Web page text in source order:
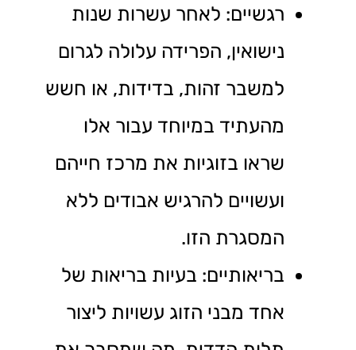
רגשיים: לאחר עשרות שנות
נישואין, הפרידה עלולה לגרום
למשבר זהות, בדידות, או חשש
מהעתיד במיוחד עבור אלו
שראו בזוגיות את מרכז חייהם
ועשויים להרגיש אבודים ללא
המסגרת הזו.
בריאותיים: בעיות בריאות של
אחד מבני הזוג עשויות ליצור